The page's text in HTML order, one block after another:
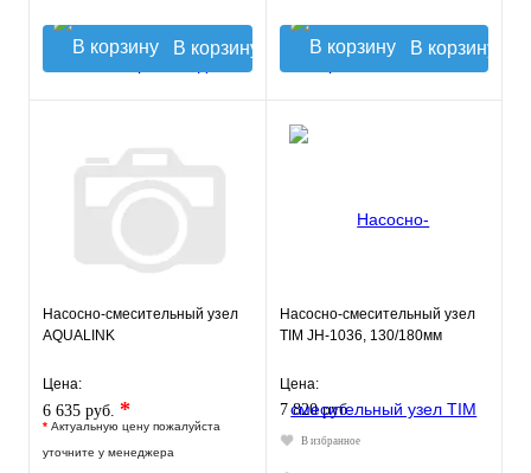
В корзину В корзину
Насосно-смесительный узел
AQUALINK
Цена:
6 635 руб. *
* Актуальную цену пожалуйста
уточните у менеджера
Насосно-смесительный узел
TIM JH-1036, 130/180мм
Цена:
7 820 руб.
В избранное